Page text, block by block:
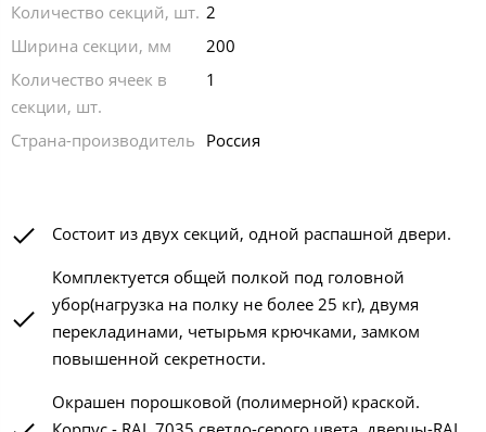
Количество секций, шт. 2
Ширина секции, мм
200
Количество ячеек в
секции, шт.
1
Страна-производитель Россия
Состоит из двух секций, одной распашной двери.
Комплектуется общей полкой под головной
убор(нагрузка на полку не более 25 кг), двумя
перекладинами, четырьмя крючками, замком
повышенной секретности.
Окрашен порошковой (полимерной) краской.